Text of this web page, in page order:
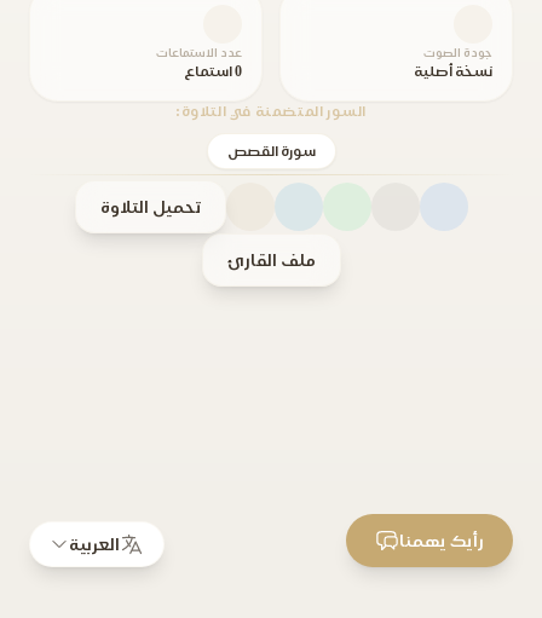
جودة الصوت
نسخة أصلية
عدد الاستماعات
0 استماع
السور المتضمنة في التلاوة:
سورة القصص
تحميل التلاوة
ملف القارئ
العربية رأيك يهمنا